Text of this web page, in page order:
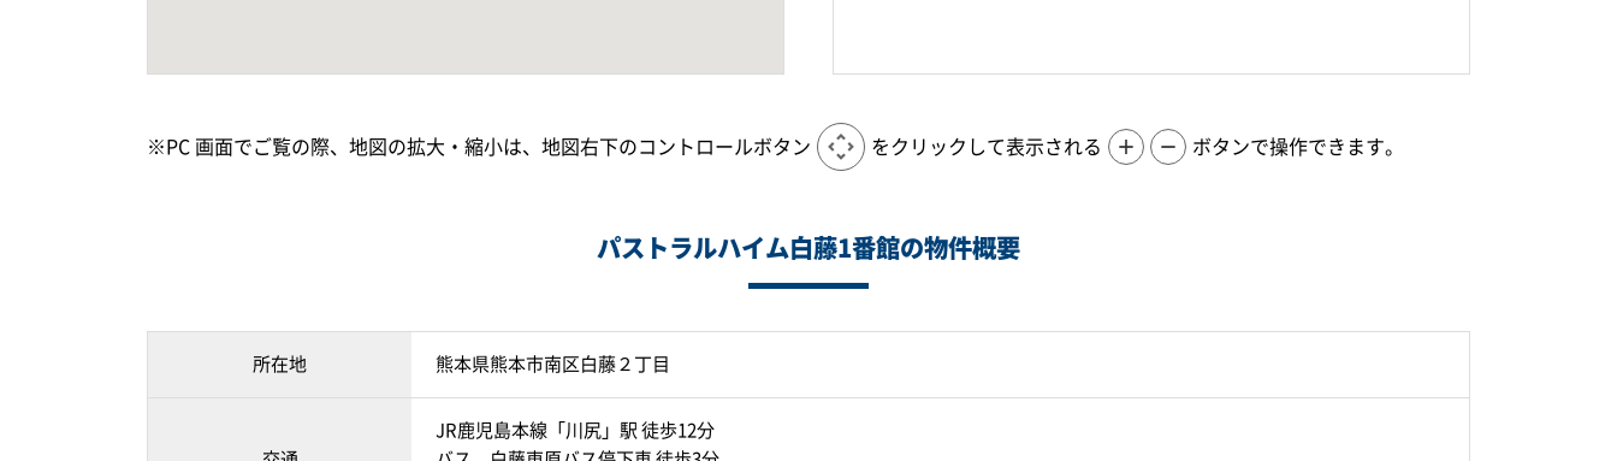
※PC 画面でご覧の際、地図の拡大・縮小は、地図右下のコントロールボタン をクリックして表示される ＋ － ボタンで操作できます。
パストラルハイム白藤1番館の物件概要
所在地 熊本県熊本市南区白藤２丁目
JR鹿児島本線「川尻」駅 徒歩12分